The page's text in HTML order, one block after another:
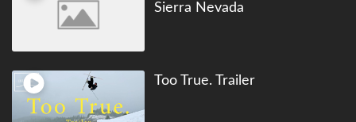
Sierra Nevada
Too True. Trailer